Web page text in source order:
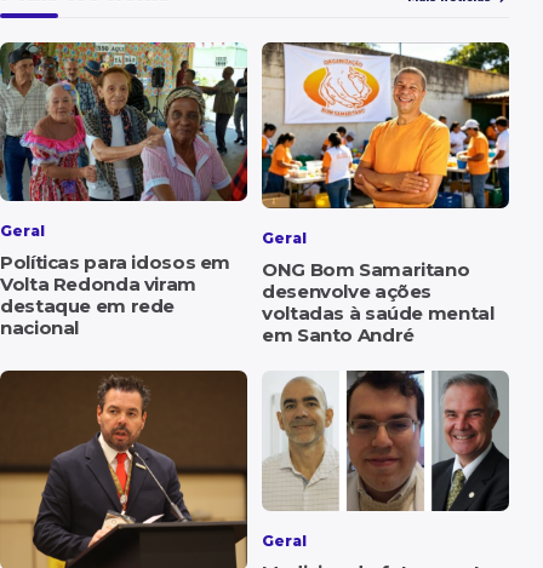
Geral
Políticas para idosos em
Volta Redonda viram
destaque em rede
nacional
Geral
ONG Bom Samaritano
desenvolve ações
voltadas à saúde mental
em Santo André
Geral